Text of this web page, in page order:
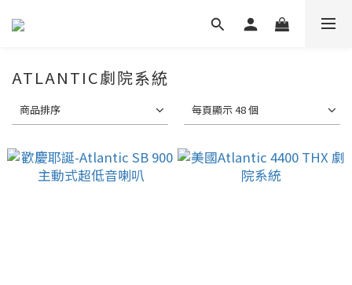
ATLANTIC劇院系統
商品排序 每頁顯示 48 個